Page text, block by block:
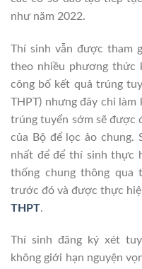
như năm 2022.
Thí sinh vẫn được tham
theo nhiều phương thức
công bố kết quả trúng
THPT) nhưng đây chỉ
trúng tuyển sớm sẽ được
của Bộ để lọc ảo chung.
nhất để để thí sinh thực
thống chung thông qua
trước đó và được thực
THPT.
Thí sinh đăng ký xét
không giới hạn nguyện